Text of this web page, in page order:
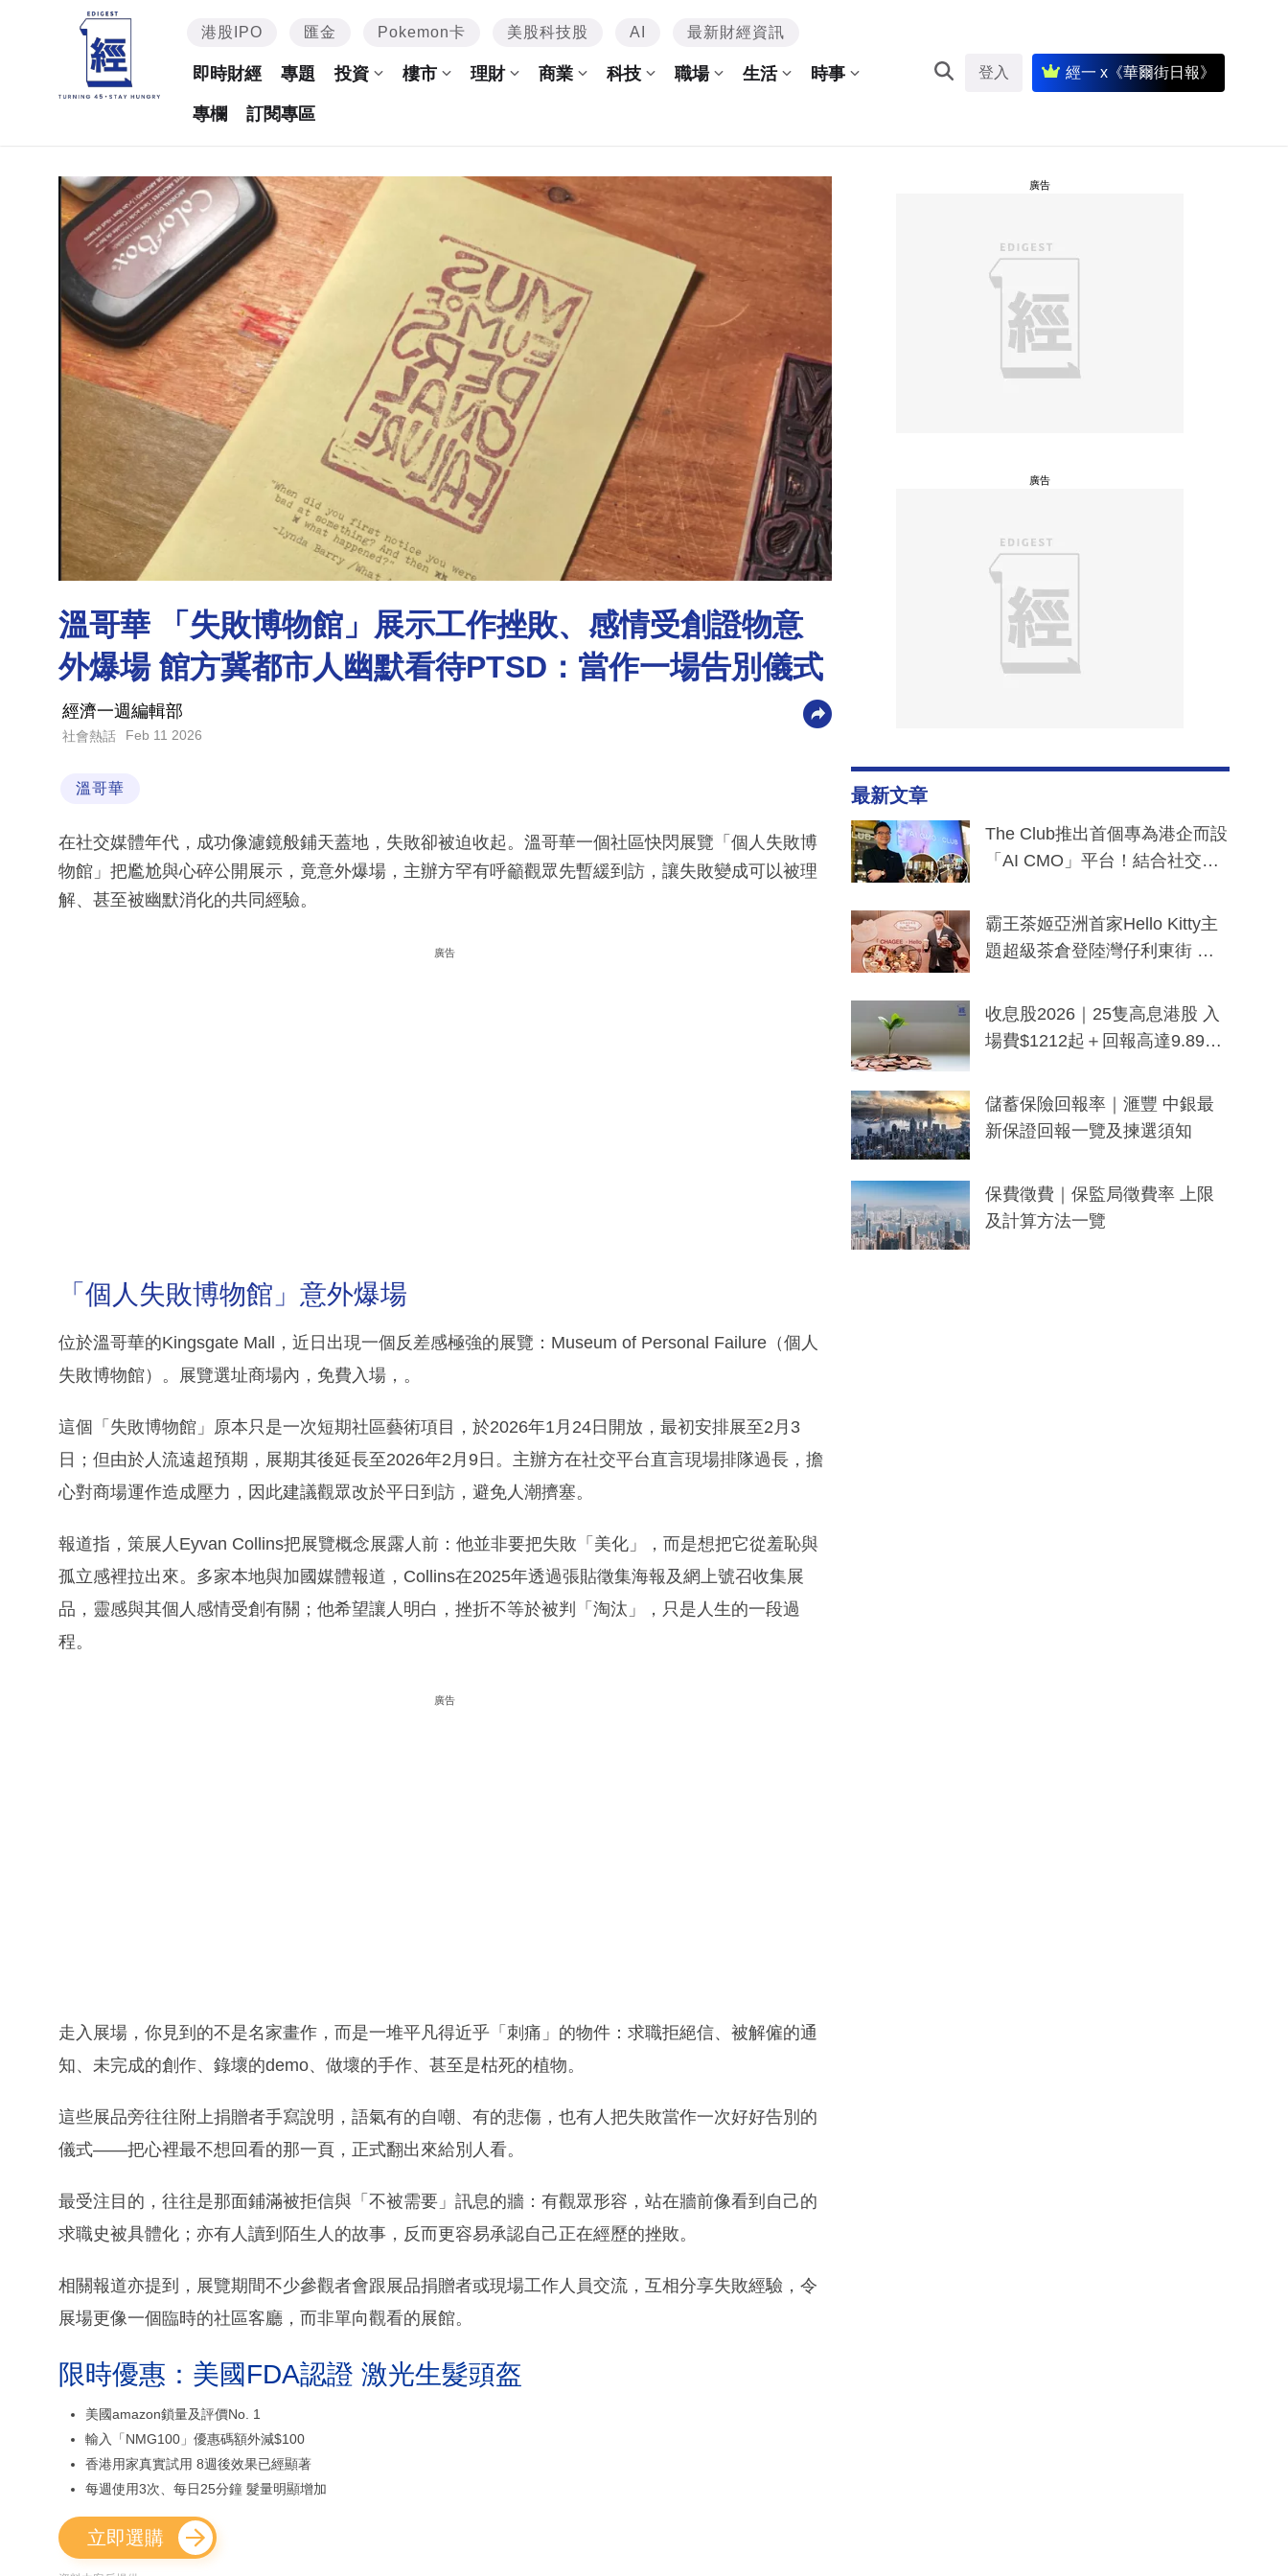
港股IPO 匯金 Pokemon卡 美股科技股 AI 最新財經資訊
即時財經 專題 投資 樓市 理財 商業 科技 職場 生活 時事
專欄 訂閱專區
登入 經一 x《華爾街日報》
溫哥華 「失敗博物館」展示工作挫敗、感情受創證物意
外爆場 館方冀都市人幽默看待PTSD：當作一場告別儀式
經濟一週編輯部
社會熱話 Feb 11 2026
溫哥華
在社交媒體年代，成功像濾鏡般鋪天蓋地，失敗卻被迫收起。溫哥華一個社區快閃展覽「個人失敗博
物館」把尷尬與心碎公開展示，竟意外爆場，主辦方罕有呼籲觀眾先暫緩到訪，讓失敗變成可以被理
解、甚至被幽默消化的共同經驗。
廣告
「個人失敗博物館」意外爆場
位於溫哥華的Kingsgate Mall，近日出現一個反差感極強的展覽：Museum of Personal Failure（個人
失敗博物館）。展覽選址商場內，免費入場，。
這個「失敗博物館」原本只是一次短期社區藝術項目，於2026年1月24日開放，最初安排展至2月3
日；但由於人流遠超預期，展期其後延長至2026年2月9日。主辦方在社交平台直言現場排隊過長，擔
心對商場運作造成壓力，因此建議觀眾改於平日到訪，避免人潮擠塞。
報道指，策展人Eyvan Collins把展覽概念展露人前：他並非要把失敗「美化」，而是想把它從羞恥與
孤立感裡拉出來。多家本地與加國媒體報道，Collins在2025年透過張貼徵集海報及網上號召收集展
品，靈感與其個人感情受創有關；他希望讓人明白，挫折不等於被判「淘汰」，只是人生的一段過
程。
廣告
走入展場，你見到的不是名家畫作，而是一堆平凡得近乎「刺痛」的物件：求職拒絕信、被解僱的通
知、未完成的創作、錄壞的demo、做壞的手作、甚至是枯死的植物。
這些展品旁往往附上捐贈者手寫說明，語氣有的自嘲、有的悲傷，也有人把失敗當作一次好好告別的
儀式——把心裡最不想回看的那一頁，正式翻出來給別人看。
最受注目的，往往是那面鋪滿被拒信與「不被需要」訊息的牆：有觀眾形容，站在牆前像看到自己的
求職史被具體化；亦有人讀到陌生人的故事，反而更容易承認自己正在經歷的挫敗。
相關報道亦提到，展覽期間不少參觀者會跟展品捐贈者或現場工作人員交流，互相分享失敗經驗，令
展場更像一個臨時的社區客廳，而非單向觀看的展館。
限時優惠：美國FDA認證 激光生髮頭盔
美國amazon鎖量及評價No. 1
輸入「NMG100」優惠碼額外減$100
香港用家真實試用 8週後效果已經顯著
每週使用3次、每日25分鐘 髮量明顯增加
立即選購
廣告
廣告
最新文章
The Club推出首個專為港企而設
「AI CMO」平台！結合社交聆
分鐘生成「貼地」宣傳短片
霸王茶姬亞洲首家Hello Kitty主
題超級茶倉登陸灣仔利東街 推
y及香港限定特調系列
收息股2026｜25隻高息港股 入
場費$1212起＋回報高達9.89
儲蓄保險回報率｜滙豐 中銀最
新保證回報一覽及揀選須知
保費徵費｜保監局徵費率 上限
及計算方法一覽